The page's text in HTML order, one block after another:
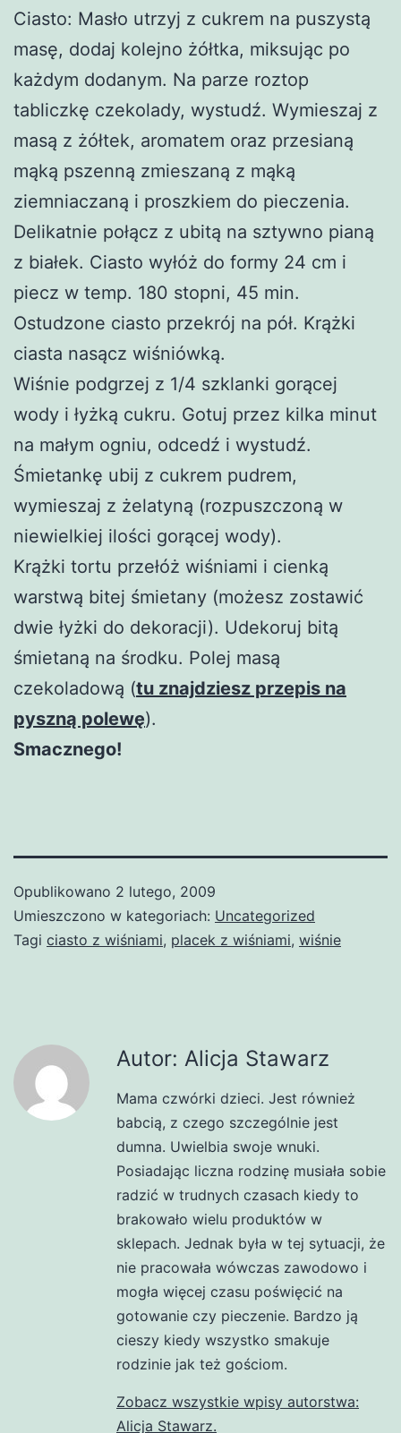
Ciasto: Masło utrzyj z cukrem na puszystą
masę, dodaj kolejno żółtka, miksując po
każdym dodanym. Na parze roztop
tabliczkę czekolady, wystudź. Wymieszaj z
masą z żółtek, aromatem oraz przesianą
mąką pszenną zmieszaną z mąką
ziemniaczaną i proszkiem do pieczenia.
Delikatnie połącz z ubitą na sztywno pianą
z białek. Ciasto wyłóż do formy 24 cm i
piecz w temp. 180 stopni, 45 min.
Ostudzone ciasto przekrój na pół. Krążki
ciasta nasącz wiśniówką.
Wiśnie podgrzej z 1/4 szklanki gorącej
wody i łyżką cukru. Gotuj przez kilka minut
na małym ogniu, odcedź i wystudź.
Śmietankę ubij z cukrem pudrem,
wymieszaj z żelatyną (rozpuszczoną w
niewielkiej ilości gorącej wody).
Krążki tortu przełóż wiśniami i cienką
warstwą bitej śmietany (możesz zostawić
dwie łyżki do dekoracji). Udekoruj bitą
śmietaną na środku. Polej masą
czekoladową (tu znajdziesz przepis na
pyszną polewę).
Smacznego!
Opublikowano 2 lutego, 2009
Umieszczono w kategoriach: Uncategorized
Tagi ciasto z wiśniami, placek z wiśniami, wiśnie
Autor: Alicja Stawarz
Mama czwórki dzieci. Jest również
babcią, z czego szczególnie jest
dumna. Uwielbia swoje wnuki.
Posiadając liczna rodzinę musiała sobie
radzić w trudnych czasach kiedy to
brakowało wielu produktów w
sklepach. Jednak była w tej sytuacji, że
nie pracowała wówczas zawodowo i
mogła więcej czasu poświęcić na
gotowanie czy pieczenie. Bardzo ją
cieszy kiedy wszystko smakuje
rodzinie jak też gościom.
Zobacz wszystkie wpisy autorstwa:
Alicja Stawarz.